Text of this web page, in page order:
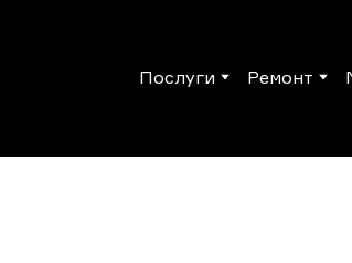
Послуги Ремонт